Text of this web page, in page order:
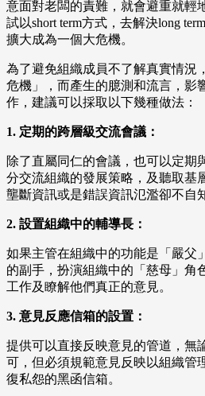
意面對老闆的責難，就會避重就輕
試以short term方式，去解決long
擴大成為一個大危機。
為了避免組織成員不了解真實情況
危機」，而產生的臆測和流言，影
作，建議可以採取以下幾種做法：
1. 定期的跨層級交流會議：
除了直屬同仁的會議，也可以定期
分交流組織的發展策略，及聽取基
壟斷資訊或是錯誤資訊氾濫卻不自
2. 設置組織中的輔導長：
如果主管在組織中的功能是「嚴父
的副手，扮演組織中的「慈母」角
工作及瞭解他們真正的意見。
3. 意見反應信箱的設置：
提供可以直接反映意見的管道，無
可，但必須規範意見反映以組織管
復私怨的黑函信箱。